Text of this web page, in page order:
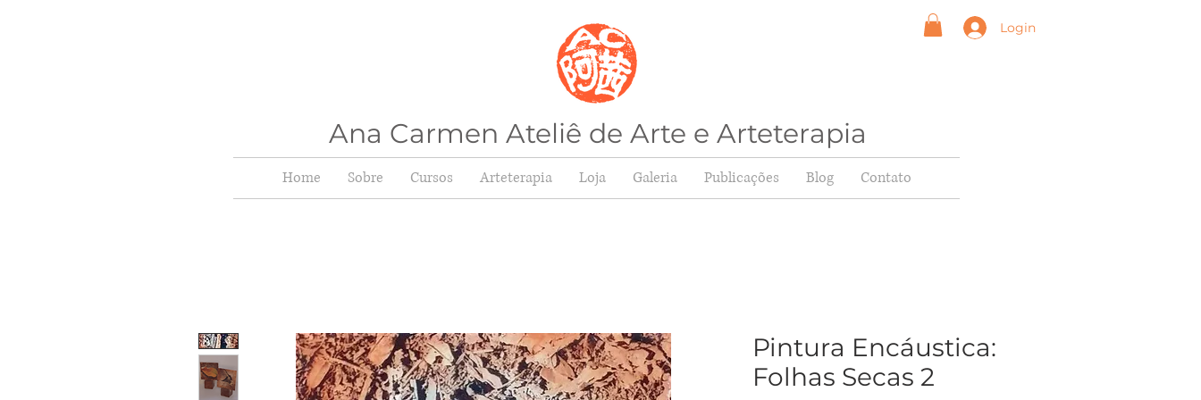
Login
Ana Carmen Ateliê de Arte e Arteterapia
Home Sobre Cursos Arteterapia Loja Galeria Publicações Blog Contato
Pintura Encáustica:
Folhas Secas 2